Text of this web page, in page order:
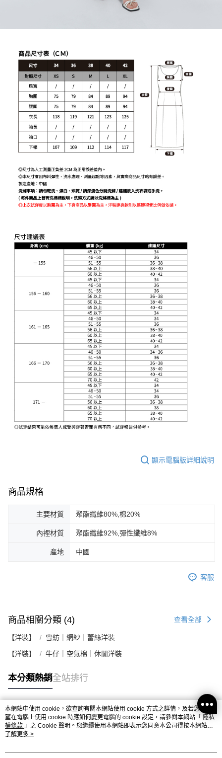
顯示電腦版詳細說明
商品規格
主要材質 聚酯纖維80%,棉20%
內裡材質 聚酯纖維92%,彈性纖維8%
產地 中國
客服
商品相關分類 (4) 查看全部
【洋裝】 雪紡｜網紗｜蕾絲洋裝
【洋裝】 牛仔｜空氣棉｜休閒洋裝
本分類熱銷全站排行
熱門標籤
本網站中使用 cookie，欲查詢有關本網站使用 cookie 方式之詳情，及若您不希
望在電腦上使用 cookie 時應如何變更電腦的 cookie 設定，請參閱本網站「 隱私
權條款 」之 Cookie 聲明。您繼續使用本網站即表示您同意本公司得按本網站使
用條款之 Cookie 聲明使用 cookie。
了解更多 >